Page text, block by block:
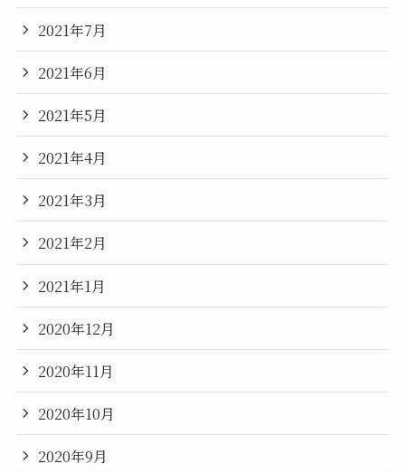
2021年7月
2021年6月
2021年5月
2021年4月
2021年3月
2021年2月
2021年1月
2020年12月
2020年11月
2020年10月
2020年9月